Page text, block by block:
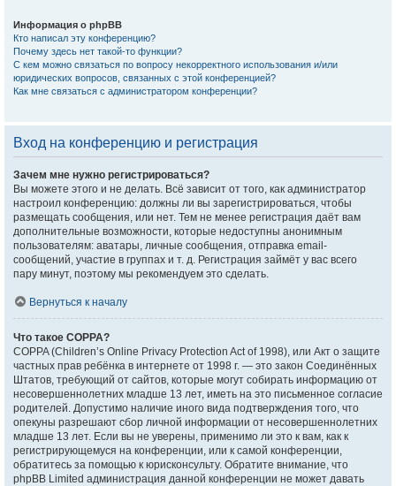
Информация о phpBB
Кто написал эту конференцию?
Почему здесь нет такой-то функции?
С кем можно связаться по вопросу некорректного использования и/или
юридических вопросов, связанных с этой конференцией?
Как мне связаться с администратором конференции?
Вход на конференцию и регистрация
Зачем мне нужно регистрироваться?
Вы можете этого и не делать. Всё зависит от того, как администратор
настроил конференцию: должны ли вы зарегистрироваться, чтобы
размещать сообщения, или нет. Тем не менее регистрация даёт вам
дополнительные возможности, которые недоступны анонимным
пользователям: аватары, личные сообщения, отправка email-
сообщений, участие в группах и т. д. Регистрация займёт у вас всего
пару минут, поэтому мы рекомендуем это сделать.
Вернуться к началу
Что такое COPPA?
COPPA (Children’s Online Privacy Protection Act of 1998), или Акт о защите
частных прав ребёнка в интернете от 1998 г. — это закон Соединённых
Штатов, требующий от сайтов, которые могут собирать информацию от
несовершеннолетних младше 13 лет, иметь на это письменное согласие
родителей. Допустимо наличие иного вида подтверждения того, что
опекуны разрешают сбор личной информации от несовершеннолетних
младше 13 лет. Если вы не уверены, применимо ли это к вам, как к
регистрирующемуся на конференции, или к самой конференции,
обратитесь за помощью к юрисконсульту. Обратите внимание, что
phpBB Limited администрация данной конференции не может давать